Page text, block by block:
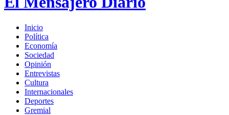
Inicio
Política
Economía
Sociedad
Opinión
Entrevistas
Cultura
Internacionales
Deportes
Gremial